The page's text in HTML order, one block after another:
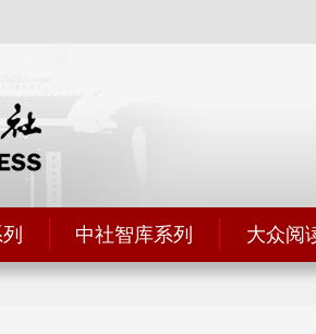
中社智库系列 大众阅